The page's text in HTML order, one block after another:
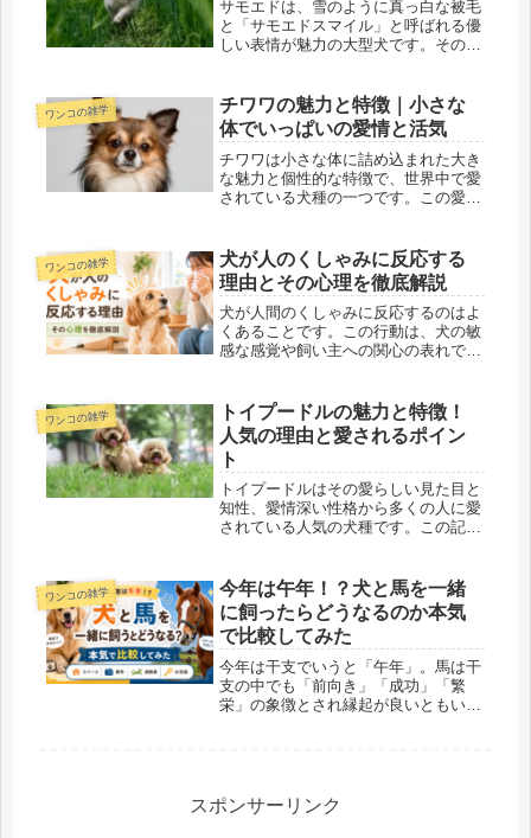
サモエドは、雪のように真っ白な被毛
と「サモエドスマイル」と呼ばれる優
しい表情が魅力の大型犬です。その美
す。この記事では、サモエドの特徴や
飼い方、健康管理のポイントなど、サ
モエ...
ワンコの雑学
チワワの魅力と特徴｜小さな
体でいっぱいの愛情と活気
チワワは小さな体に詰め込まれた大き
な魅力と個性的な特徴で、世界中で愛
されている犬種の一つです。この愛ら
では詳しく探求していきます。チワワ
を飼っている飼い主の方々はもちろ
ん、...
ワンコの雑学
犬が人のくしゃみに反応する
理由とその心理を徹底解説
犬が人間のくしゃみに反応するのはよ
くあることです。この行動は、犬の敏
感な感覚や飼い主への関心の表れであ
ょうか？この記事では、犬がくしゃみ
に反応する理由やその背景、さらに飼
い...
ワンコの雑学
トイプードルの魅力と特徴！
人気の理由と愛されるポイン
ト
トイプードルはその愛らしい見た目と
知性、愛情深い性格から多くの人に愛
されている人気の犬種です。この記事
の魅力に触れることで、飼い主との絆
を深めるきっかけとなることでしょ
う。...
ワンコの雑学
今年は午年！？犬と馬を一緒
に飼ったらどうなるのか本気
で比較してみた
今年は干支でいうと「午年」。馬は干
支の中でも「前向き」「成功」「繁
栄」の象徴とされ縁起が良いともいわ
と、ふ...
スポンサーリンク